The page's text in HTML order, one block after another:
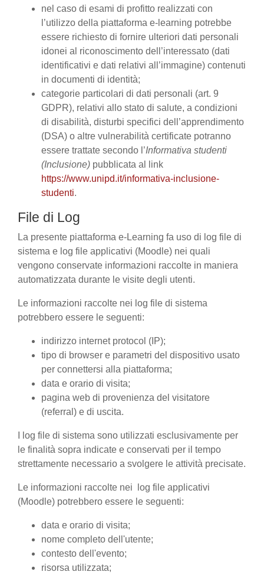
nel caso di esami di profitto realizzati con
l’utilizzo della piattaforma e-learning potrebbe
essere richiesto di fornire ulteriori dati personali
idonei al riconoscimento dell’interessato (dati
identificativi e dati relativi all’immagine) contenuti
in documenti di identità;
categorie particolari di dati personali (art. 9
GDPR), relativi allo stato di salute, a condizioni
di disabilità, disturbi specifici dell’apprendimento
(DSA) o altre vulnerabilità certificate potranno
essere trattate secondo l’Informativa studenti
(Inclusione) pubblicata al link
https://www.unipd.it/informativa-inclusione-
studenti.
File di Log
La presente piattaforma e-Learning fa uso di log file di
sistema e log file applicativi (Moodle) nei quali
vengono conservate informazioni raccolte in maniera
automatizzata durante le visite degli utenti.
Le informazioni raccolte nei log file di sistema
potrebbero essere le seguenti:
indirizzo internet protocol (IP);
tipo di browser e parametri del dispositivo usato
per connettersi alla piattaforma;
data e orario di visita;
pagina web di provenienza del visitatore
(referral) e di uscita.
I log file di sistema sono utilizzati esclusivamente per
le finalità sopra indicate e conservati per il tempo
strettamente necessario a svolgere le attività precisate.
Le informazioni raccolte nei log file applicativi
(Moodle) potrebbero essere le seguenti:
data e orario di visita;
nome completo dell'utente;
contesto dell'evento;
risorsa utilizzata;